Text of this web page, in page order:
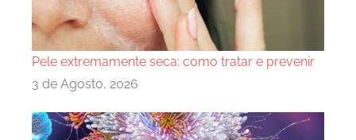
Pele extremamente seca: como tratar e prevenir
3 de Agosto, 2026